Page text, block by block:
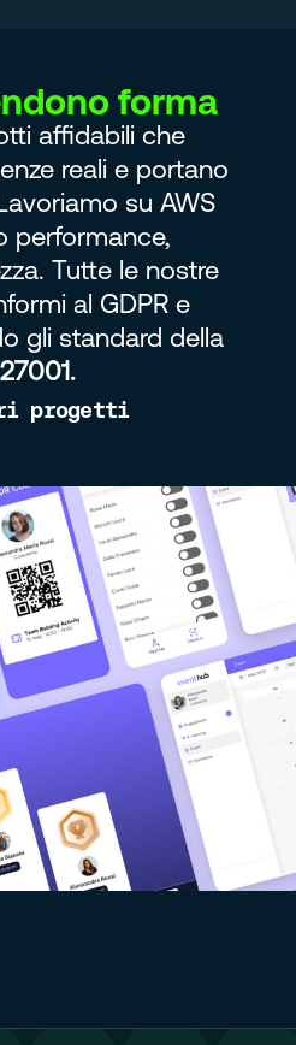
forma
affidabili che
reali e portano
su AWS
performance,
Tutte le nostre
al GDPR e
gli standard della
progetti